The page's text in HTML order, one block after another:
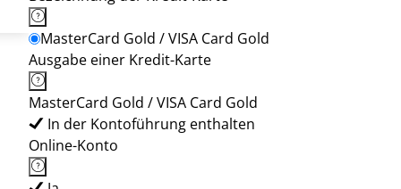
MasterCard Gold / VISA Card Gold
Ausgabe einer Kredit-Karte
MasterCard Gold / VISA Card Gold
In der Kontoführung enthalten
Online-Konto